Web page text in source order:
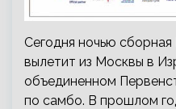
Сегодня ночью
вылетит из Москвы в
объединенном
по самбо. В прошлом